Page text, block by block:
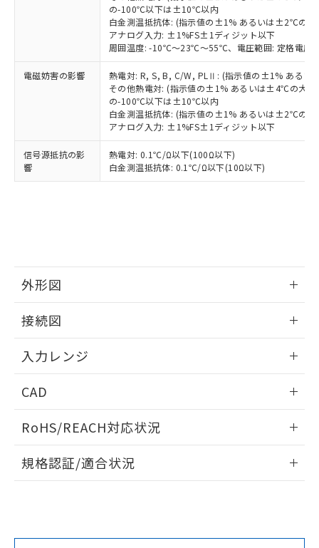
の-100℃以下は±10℃以内
白金測温抵抗体: (指示値の±1% あるいは±2℃の大
アナログ入力: ±1%FS±1ディジット以下
周囲温度: -10℃～23℃～55℃、電圧範囲: 定格電圧
電磁妨害の影響
熱電対: R, S, B, C/W, PLⅡ: (指示値の±1% ある
その他熱電対: (指示値の±1% あるいは±4℃の大き
の-100℃以下は±10℃以内
白金測温抵抗体: (指示値の±1% あるいは±2℃の大
アナログ入力: ±1%FS±1ディジット以下
信号源抵抗の影
響
熱電対: 0.1℃/Ω以下(100Ω以下)
白金測温抵抗体: 0.1℃/Ω以下(10Ω以下)
外形図
接続図
入力レンジ
CAD
ドすることができます。
ログイン/会員登録
ダウンロードデータをご利用いただく前に、以下を必ずお読
RoHS/REACH対応状況
EU RoHS 注意事項・凡例
規格認証/適合状況